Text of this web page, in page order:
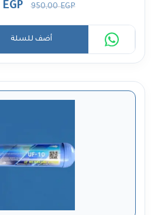
950,00EGP
EGP
أضف للسلة